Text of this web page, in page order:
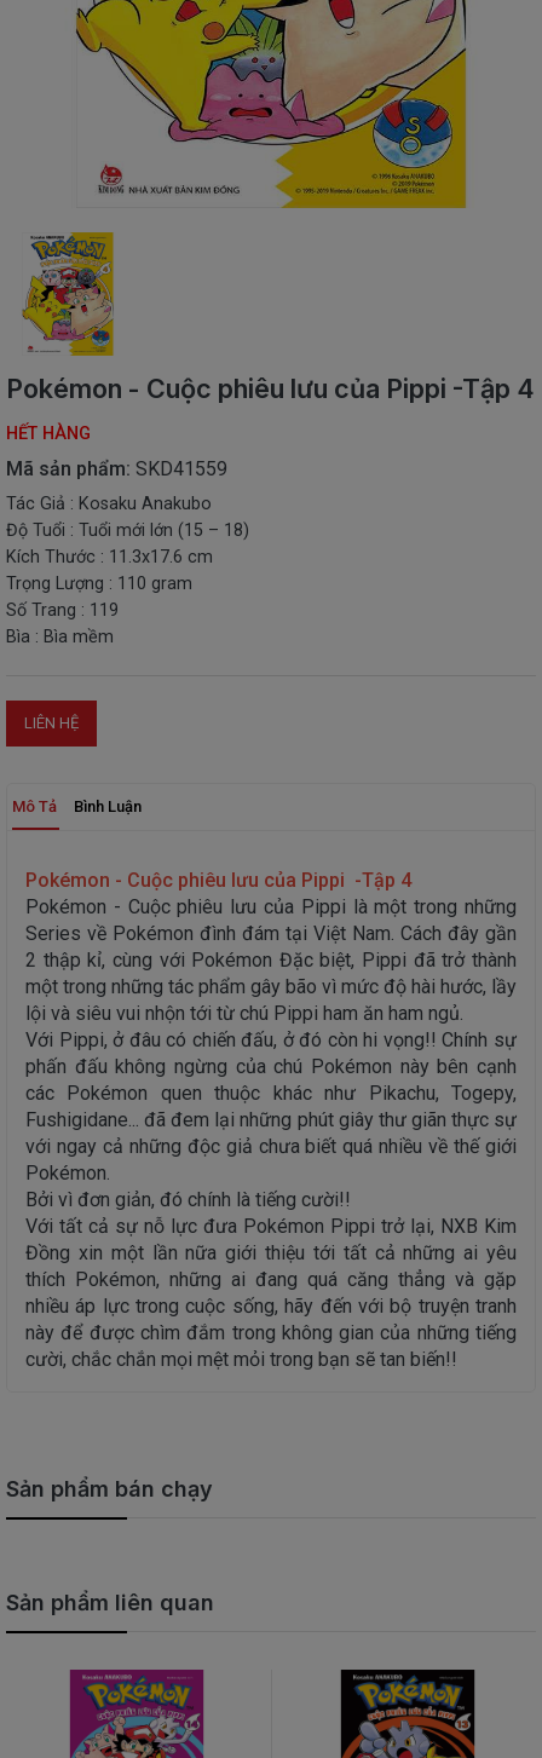
SÁCH
THIẾU
SÁCH
NGỮ
VPP
-
ĐỒ
DÙNG
SINH
QUÀ
TẶNG
ĐỒ
CHƠI
THIẾT
STEM
Pokémon - Cuộc phiêu lưu của Pippi -Tập 4
HẾT HÀNG
Mã sản phẩm: SKD41559
Tác Giả : Kosaku Anakubo
Độ Tuổi : Tuổi mới lớn (15 – 18)
Kích Thước : 11.3x17.6 cm
Trọng Lượng : 110 gram
Số Trang : 119
Bìa : Bìa mềm
LIÊN HỆ
Mô Tả Bình Luận
Pokémon - Cuộc phiêu lưu của Pippi -Tập 4
Pokémon - Cuộc phiêu lưu của Pippi là một trong những
Series về Pokémon đình đám tại Việt Nam. Cách đây gần
2 thập kỉ, cùng với Pokémon Đặc biệt, Pippi đã trở thành
một trong những tác phẩm gây bão vì mức độ hài hước, lầy
lội và siêu vui nhộn tới từ chú Pippi ham ăn ham ngủ.
Với Pippi, ở đâu có chiến đấu, ở đó còn hi vọng!! Chính sự
phấn đấu không ngừng của chú Pokémon này bên cạnh
các Pokémon quen thuộc khác như Pikachu, Togepy,
Fushigidane... đã đem lại những phút giây thư giãn thực sự
với ngay cả những độc giả chưa biết quá nhiều về thế giới
Pokémon.
Bởi vì đơn giản, đó chính là tiếng cười!!
Với tất cả sự nỗ lực đưa Pokémon Pippi trở lại, NXB Kim
Đồng xin một lần nữa giới thiệu tới tất cả những ai yêu
thích Pokémon, những ai đang quá căng thẳng và gặp
nhiều áp lực trong cuộc sống, hãy đến với bộ truyện tranh
này để được chìm đắm trong không gian của những tiếng
cười, chắc chắn mọi mệt mỏi trong bạn sẽ tan biến!!
Sản phẩm bán chạy
Sản phẩm liên quan